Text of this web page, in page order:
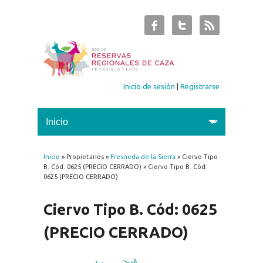
Inicio de sesión |Registrarse
Se encuentra usted aquí
Inicio » Propietarios » Fresneda de la Sierra » Ciervo Tipo
B. Cód: 0625 (PRECIO CERRADO) » Ciervo Tipo B. Cód:
0625 (PRECIO CERRADO)
Ciervo Tipo B. Cód: 0625
(PRECIO CERRADO)